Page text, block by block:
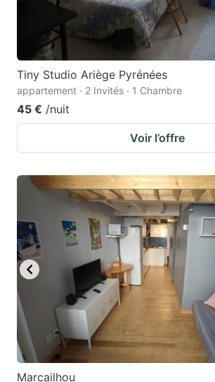
Tiny Studio Ariège Pyrénées
appartement · 2 Invités · 1 Chambre
45 € /nuit
Voir l’offre
Marcailhou